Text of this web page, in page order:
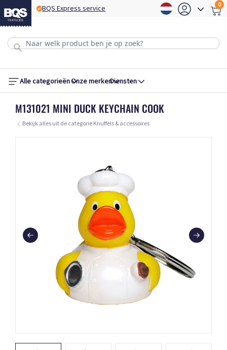
BQS Express service 0
Alle categorieënOnze merkenDiensten
M131021 MINI DUCK KEYCHAIN COOK
Bekijk alles uit de categorie Knuffels & accessoires